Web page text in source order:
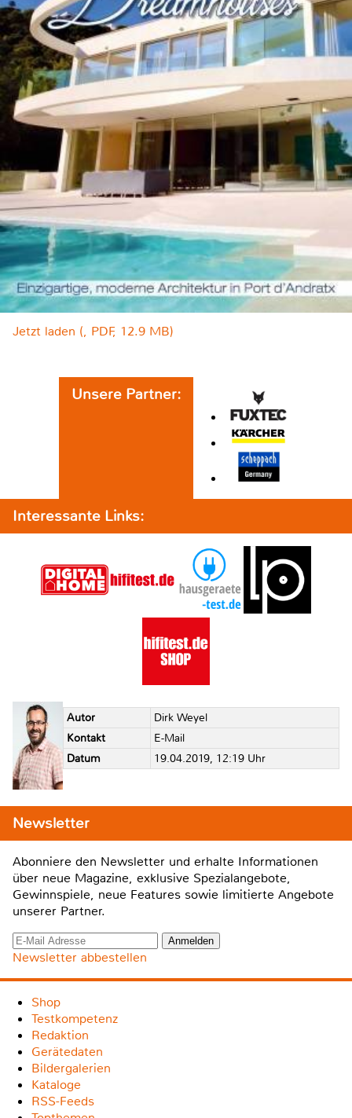
Jetzt laden (, PDF, 12.9 MB)
Unsere Partner:
Interessante Links:
Autor
Dirk Weyel
Kontakt
E-Mail
Datum
19.04.2019, 12:19 Uhr
Newsletter
Abonniere den Newsletter und erhalte Informationen
über neue Magazine, exklusive Spezialangebote,
Gewinnspiele, neue Features sowie limitierte Angebote
unserer Partner.
Newsletter abbestellen
Shop
Testkompetenz
Redaktion
Gerätedaten
Bildergalerien
Kataloge
RSS-Feeds